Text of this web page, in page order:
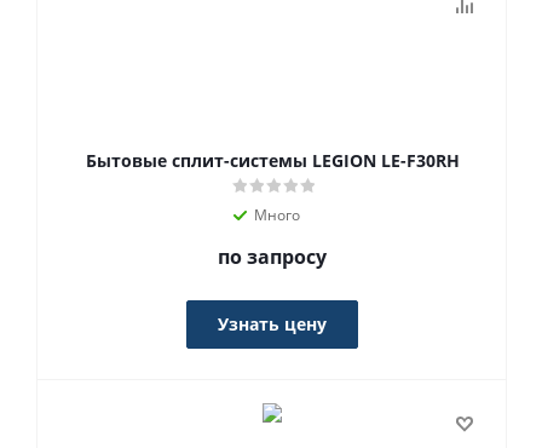
Бытовые сплит-системы LEGION LE-F30RH
Много
по запросу
Узнать цену